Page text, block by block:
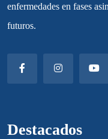
enfermedades en fases
futuros.
Destacados